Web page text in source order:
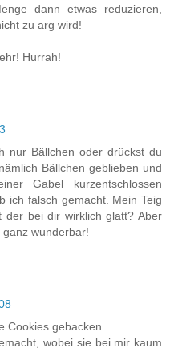
dann etwas reduzieren,
zu arg wird!
Hurrah!
nur Bällchen oder drückst du
Bällchen geblieben und
Gabel kurzentschlossen
ich falsch gemacht. Mein Teig
der bei dir wirklich glatt? Aber
wunderbar!
Cookies gebacken.
wobei sie bei mir kaum